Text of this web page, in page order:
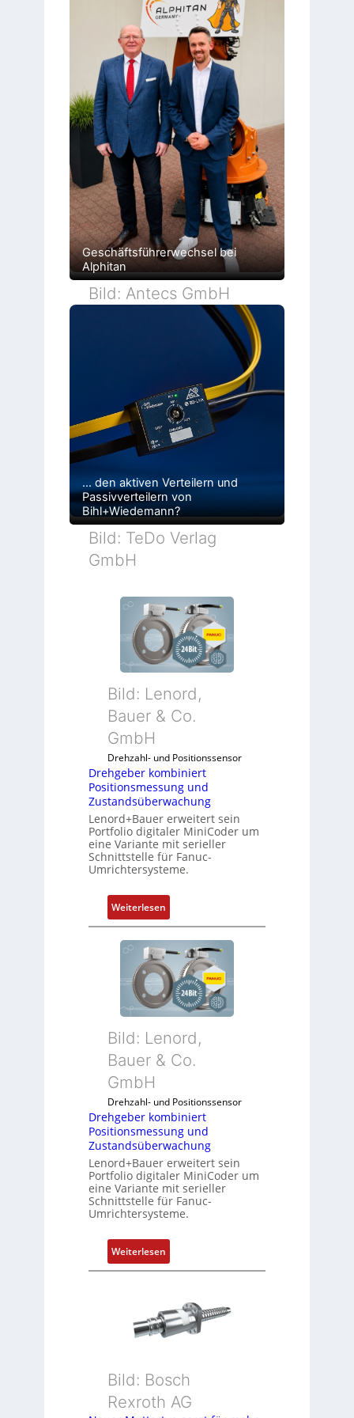
Geschäftsführerwechsel bei
Alphitan
Bild: Antecs GmbH
… den aktiven Verteilern und
Passivverteilern von
Bihl+Wiedemann?
Bild: TeDo Verlag
GmbH
Bild: Lenord,
Bauer & Co.
GmbH
Drehzahl- und Positionssensor
Drehgeber kombiniert
Positionsmessung und
Zustandsüberwachung
Lenord+Bauer erweitert sein
Portfolio digitaler MiniCoder um
eine Variante mit serieller
Schnittstelle für Fanuc-
Umrichtersysteme.
Weiterlesen:
D
r
e
h
g
e
e
m
b
i
i
e
r
t
P
o
s
i
o
m
Bild: Lenord,
Bauer & Co.
GmbH
Drehzahl- und Positionssensor
Drehgeber kombiniert
Positionsmessung und
Zustandsüberwachung
Lenord+Bauer erweitert sein
Portfolio digitaler MiniCoder um
eine Variante mit serieller
Schnittstelle für Fanuc-
Umrichtersysteme.
Weiterlesen:
D
h
g
e
Bild: Bosch
Rexroth AG